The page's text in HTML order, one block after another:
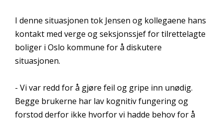
I denne situasjonen tok Jensen og kollegaene hans
kontakt med verge og seksjonssjef for tilrettelagte
boliger i Oslo kommune for å diskutere
situasjonen.
- Vi var redd for å gjøre feil og gripe inn unødig.
Begge brukerne har lav kognitiv fungering og
forstod derfor ikke hvorfor vi hadde behov for å